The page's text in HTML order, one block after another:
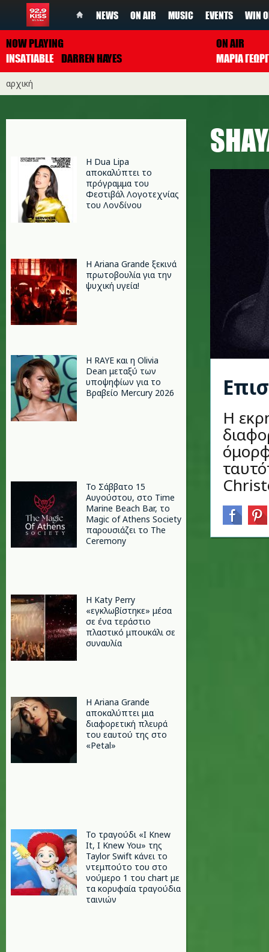
NEWS ON AIR MUSIC EVENTS WIN
NOW PLAYING
INSATIABLE DARREN HAYES
ON AIR
ΜΑΡΙΑ
αρχική
Η Dua Lipa
αποκαλύπτει το
πρόγραμμα του
Φεστιβάλ Λογοτεχνίας
του Λονδίνου
Η Ariana Grande ξεκινά
πρωτοβουλία για την
ψυχική υγεία!
Η RAYE και η Olivia
Dean μεταξύ των
υποψηφίων για το
Βραβείο Mercury 2026
Το Σάββατο 15
Αυγούστου, στο Time
Marine Beach Bar, το
Magic of Athens Society
παρουσιάζει το The
Ceremony
H Katy Perry
«εγκλωβίστηκε» μέσα
σε ένα τεράστιο
πλαστικό μπουκάλι σε
συναυλία
Η Ariana Grande
αποκαλύπτει μια
διαφορετική πλευρά
του εαυτού της στο
«Petal»
Το τραγούδι «I Knew
It, I Knew You» της
Taylor Swift κάνει το
ντεμπούτο του στο
νούμερο 1 του chart με
τα κορυφαία τραγούδια
ταινιών
Η